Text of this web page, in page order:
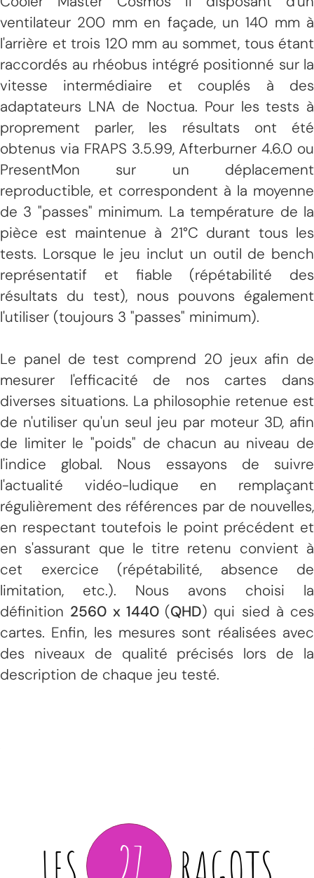
ventilateur 200 mm en façade, un 140 mm à
l'arrière et trois 120 mm au sommet, tous étant
raccordés au rhéobus intégré positionné sur la
vitesse intermédiaire et couplés à des
adaptateurs LNA de Noctua. Pour les tests à
proprement parler, les résultats ont été
obtenus via FRAPS 3.5.99, Afterburner 4.6.0 ou
PresentMon sur un déplacement
reproductible, et correspondent à la moyenne
de 3 "passes" minimum. La température de la
pièce est maintenue à 21°C durant tous les
tests. Lorsque le jeu inclut un outil de bench
représentatif et fiable (répétabilité des
résultats du test), nous pouvons également
l'utiliser (toujours 3 "passes" minimum).
Le panel de test comprend 20 jeux afin de
mesurer l'efficacité de nos cartes dans
diverses situations. La philosophie retenue est
de n'utiliser qu'un seul jeu par moteur 3D, afin
de limiter le "poids" de chacun au niveau de
l'indice global. Nous essayons de suivre
l'actualité vidéo-ludique en remplaçant
régulièrement des références par de nouvelles,
en respectant toutefois le point précédent et
en s'assurant que le titre retenu convient à
cet exercice (répétabilité, absence de
limitation, etc.). Nous avons choisi la
définition 2560 x 1440 (QHD) qui sied à ces
cartes. Enfin, les mesures sont réalisées avec
des niveaux de qualité précisés lors de la
description de chaque jeu testé.